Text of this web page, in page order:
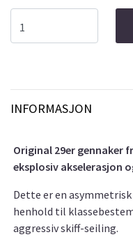
INFORMASJON
Original 29er gennaker
eksplosiv akselerasjon
Dette er en
henhold til
aggressiv skiff-seiling.